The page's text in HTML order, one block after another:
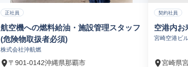
正社員
航空機への燃料給油・施設管理スタッフ
(危険物取扱者必須)
株式会社沖航燃
〒901-0142沖縄県那覇市
契約社員
空港内お
宮崎空港ビ
宮崎県